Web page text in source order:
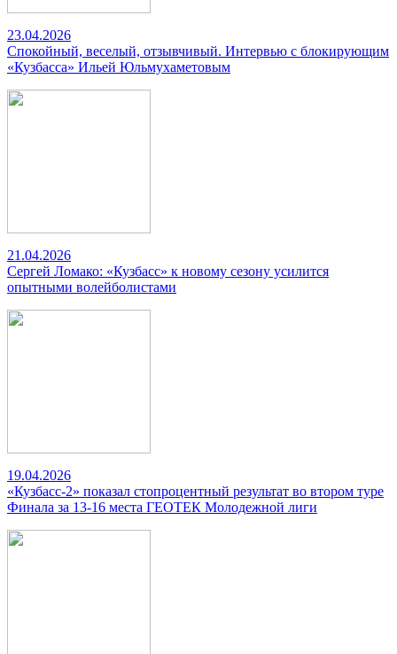
23.04.2026
Спокойный, веселый, отзывчивый. Интервью с блокирующим
«Кузбасса» Ильей Юльмухаметовым
21.04.2026
Сергей Ломако: «Кузбасс» к новому сезону усилится
опытными волейболистами
19.04.2026
«Кузбасс-2» показал стопроцентный результат во втором туре
Финала за 13-16 места ГЕОТЕК Молодежной лиги